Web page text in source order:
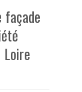
façade